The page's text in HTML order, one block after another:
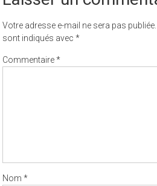
Votre adresse e-mail ne sera pas publiée.
sont indiqués avec*
Commentaire*
Nom*